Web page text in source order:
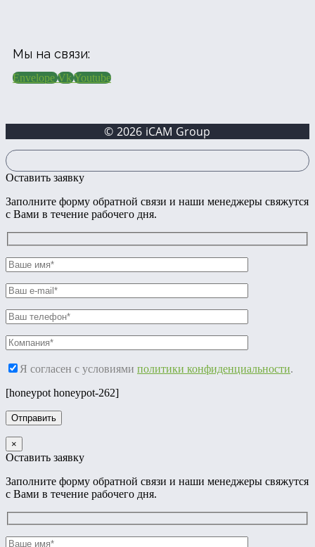
Мы на связи:
Envelope Vk Youtube
© 2026 iCAM Group
Оставить заявку
Заполните форму обратной связи и наши менеджеры свяжутся
с Вами в течение рабочего дня.
Я согласен с условиями политики конфиденциальности.
[honeypot honeypot-262]
×
Оставить заявку
Заполните форму обратной связи и наши менеджеры свяжутся
с Вами в течение рабочего дня.